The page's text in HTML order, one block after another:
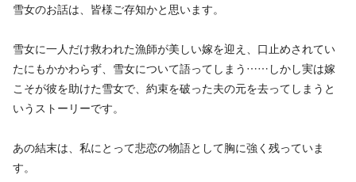
雪女のお話は、皆様ご存知かと思います。
雪女に一人だけ救われた漁師が美しい嫁を迎え、口止めされてい
たにもかかわらず、雪女について語ってしまう……しかし実は嫁
こそが彼を助けた雪女で、約束を破った夫の元を去ってしまうと
いうストーリーです。
あの結末は、私にとって悲恋の物語として胸に強く残っていま
す。